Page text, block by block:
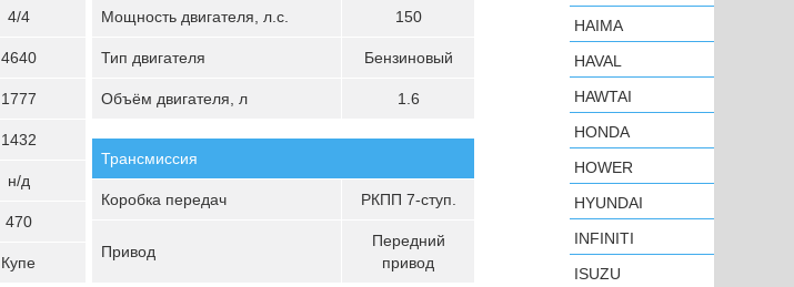
4/4
4640
1777
1432
н/д
470
Купе
Мощность двигателя, л.с. 150
Тип двигателя Бензиновый
Объём двигателя, л 1.6
Трансмиссия
Коробка передач РКПП 7-ступ.
Привод
Передний
привод
HAIMA
HAVAL
HAWTAI
HONDA
HOWER
HYUNDAI
INFINITI
ISUZU